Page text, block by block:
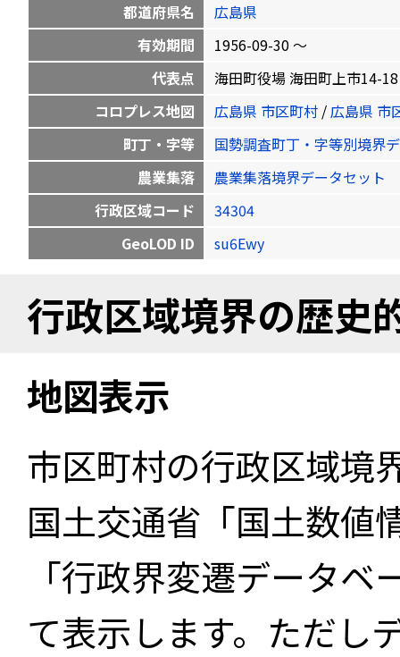
都道府県名
広島県
有効期間
1956-09-30 〜
代表点
海田町役場 海田町上市14-
コロプレス地図
広島県 市区町村 /広島県 市
町丁・字等
国勢調査町丁・字等別境界
農業集落
農業集落境界データセット
行政区域コード
34304
GeoLOD ID
su6Ewy
行政区域境界の歴史
地図表示
市区町村の行政区域境
国土交通省「国土数値
「行政界変遷データ
て表示します。ただし